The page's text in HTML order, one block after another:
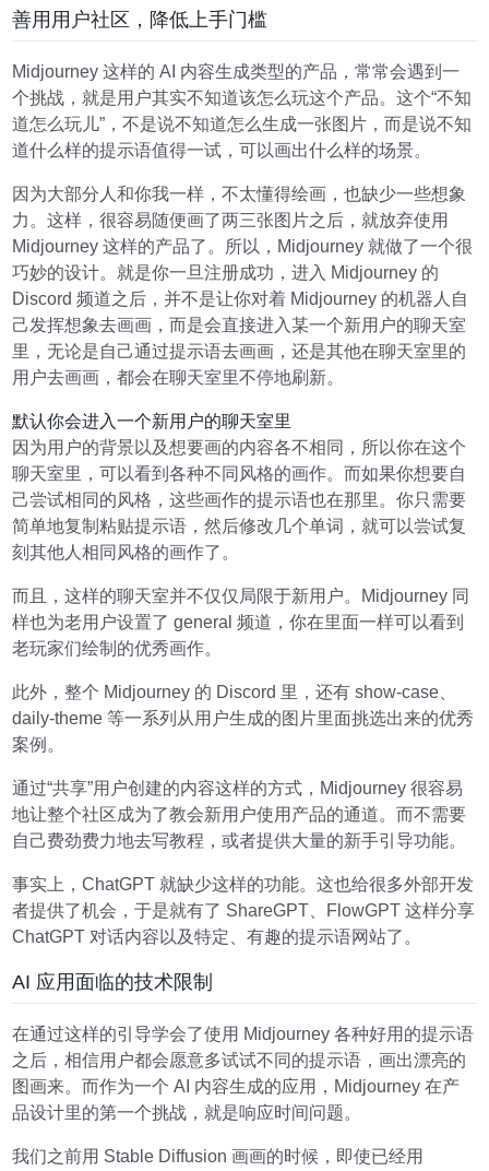
善用用户社区，降低上手门槛
Midjourney 这样的 AI 内容生成类型的产品，常常会遇到一
个挑战，就是用户其实不知道该怎么玩这个产品。这个“不知
道怎么玩儿”，不是说不知道怎么生成一张图片，而是说不知
道什么样的提示语值得一试，可以画出什么样的场景。
因为大部分人和你我一样，不太懂得绘画，也缺少一些想象
力。这样，很容易随便画了两三张图片之后，就放弃使用
Midjourney 这样的产品了。所以，Midjourney 就做了一个很
巧妙的设计。就是你一旦注册成功，进入 Midjourney 的
Discord 频道之后，并不是让你对着 Midjourney 的机器人自
己发挥想象去画画，而是会直接进入某一个新用户的聊天室
里，无论是自己通过提示语去画画，还是其他在聊天室里的
用户去画画，都会在聊天室里不停地刷新。
默认你会进入一个新用户的聊天室里
因为用户的背景以及想要画的内容各不相同，所以你在这个
聊天室里，可以看到各种不同风格的画作。而如果你想要自
己尝试相同的风格，这些画作的提示语也在那里。你只需要
简单地复制粘贴提示语，然后修改几个单词，就可以尝试复
刻其他人相同风格的画作了。
而且，这样的聊天室并不仅仅局限于新用户。Midjourney 同
样也为老用户设置了 general 频道，你在里面一样可以看到
老玩家们绘制的优秀画作。
此外，整个 Midjourney 的 Discord 里，还有 show-case、
daily-theme 等一系列从用户生成的图片里面挑选出来的优秀
案例。
通过“共享”用户创建的内容这样的方式，Midjourney 很容易
地让整个社区成为了教会新用户使用产品的通道。而不需要
自己费劲费力地去写教程，或者提供大量的新手引导功能。
事实上，ChatGPT 就缺少这样的功能。这也给很多外部开发
者提供了机会，于是就有了 ShareGPT、FlowGPT 这样分享
ChatGPT 对话内容以及特定、有趣的提示语网站了。
AI 应用面临的技术限制
在通过这样的引导学会了使用 Midjourney 各种好用的提示语
之后，相信用户都会愿意多试试不同的提示语，画出漂亮的
图画来。而作为一个 AI 内容生成的应用，Midjourney 在产
品设计里的第一个挑战，就是响应时间问题。
我们之前用 Stable Diffusion 画画的时候，即使已经用